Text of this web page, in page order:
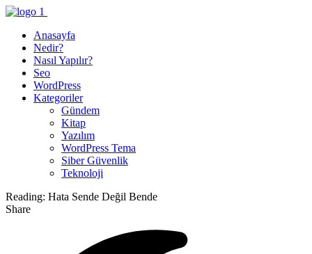
Anasayfa
Nedir?
Nasıl Yapılır?
Seo
WordPress
Kategoriler
Gündem
Kitap
Yazılım
WordPress Tema
Siber Güvenlik
Teknoloji
Reading: Hata Sende Değil Bende
Share